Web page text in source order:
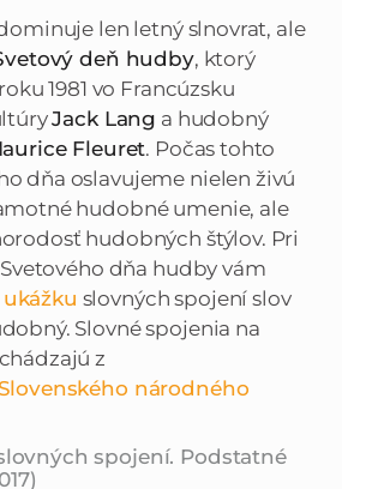
len letný slnovrat, ale
deň hudby, ktorý
1981 vo Francúzsku
Jack Lang a hudobný
Fleuret. Počas tohto
dňa oslavujeme nielen živú
hudobné umenie, ale
hudobných štýlov. Pri
dňa hudby vám
ukážku slovných spojení slov
Slovné spojenia na
z
národného
spojení. Podstatné